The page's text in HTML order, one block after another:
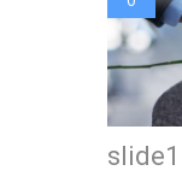
slide1